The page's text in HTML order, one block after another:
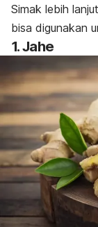
Simak lebih
bisa digunakan
1. Jahe